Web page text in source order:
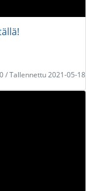
/ Tallennettu 2021-05-18